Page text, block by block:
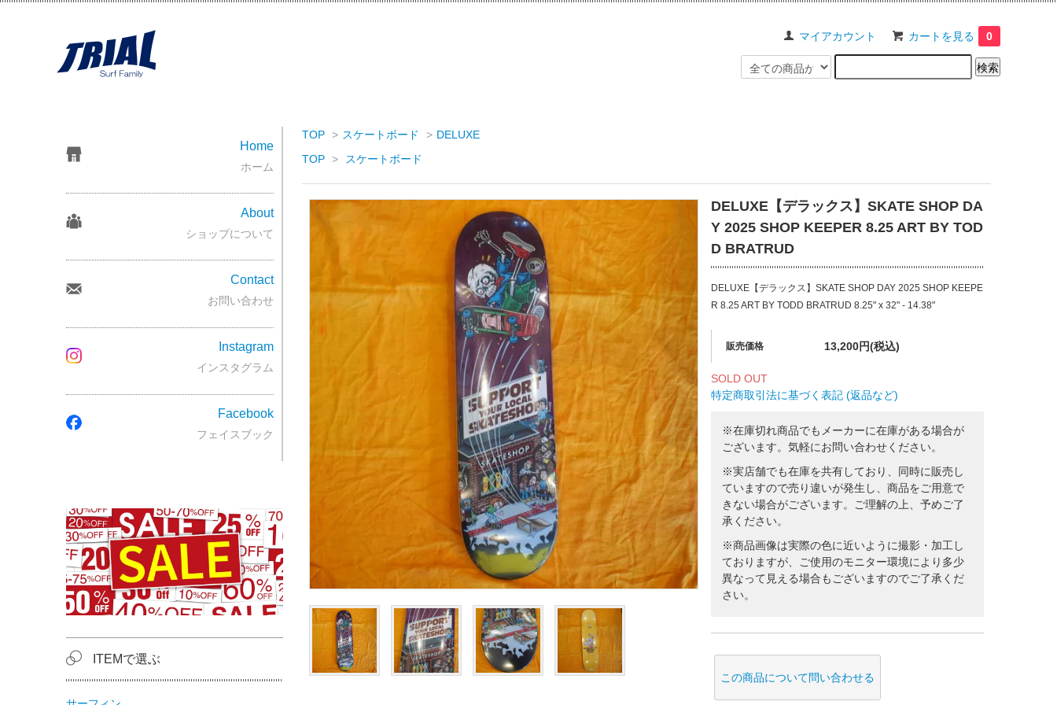
マイアカウント カートを見る 0
TOP > スケートボード > DELUXE
TOP > スケートボード
DELUXE【デラックス】SKATE SHOP DA
Y 2025 SHOP KEEPER 8.25 ART BY TOD
D BRATRUD
DELUXE【デラックス】SKATE SHOP DAY 2025 SHOP KEEPE
R 8.25 ART BY TODD BRATRUD 8.25" x 32" - 14.38"
販売価格 13,200円(税込)
SOLD OUT
特定商取引法に基づく表記 (返品など)
※在庫切れ商品でもメーカーに在庫がある場合が
ございます。気軽にお問い合わせください。
※実店舗でも在庫を共有しており、同時に販売し
ていますので売り違いが発生し、商品をご用意で
きない場合がございます。ご理解の上、予めご了
承ください。
※商品画像は実際の色に近いように撮影・加工し
ておりますが、ご使用のモニター環境により多少
異なって見える場合もございますのでご了承くだ
さい。
この商品について問い合わせる
Home
ホーム
About
ショップについて
Contact
お問い合わせ
Instagram
インスタグラム
Facebook
フェイスブック
ITEMで選ぶ